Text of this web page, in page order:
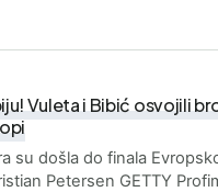
Vuleta i Bibić osvojili
su došla do finala
Petersen GETTY